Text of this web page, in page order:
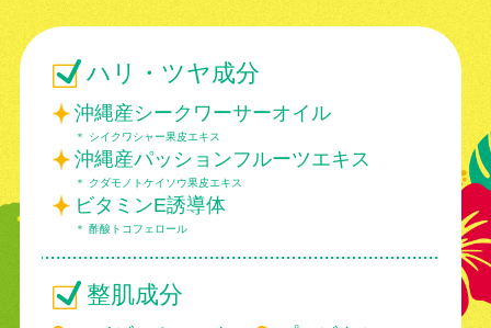
ハリ・ツヤ成分
沖縄産シークワーサーオイル
＊ シイクワシャー果皮エキス
沖縄産パッションフルーツエキス
＊ クダモノトケイソウ果皮エキス
ビタミンE誘導体
＊ 酢酸トコフェロール
整肌成分